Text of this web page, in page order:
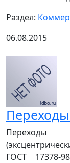
Раздел:
06.08.2015
Переходы
ГОСТ 17378-